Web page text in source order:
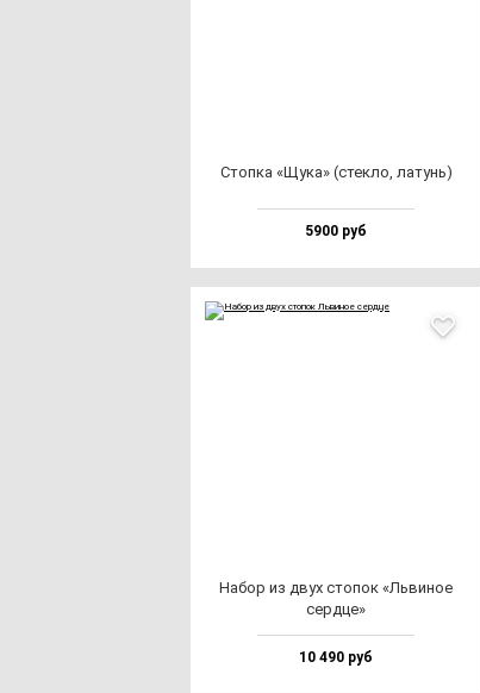
Стоп­ка «Щука» (стек­ло, ла­тунь)
5900 руб
Набор из двух сто­пок «Ль­ви­ное
сер­дце»
10 490 руб